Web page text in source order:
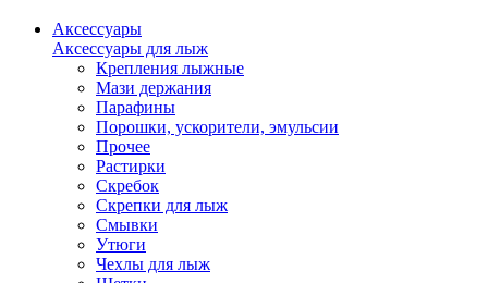
Аксессуары
Аксессуары для лыж
Крепления лыжные
Мази держания
Парафины
Порошки, ускорители, эмульсии
Прочее
Растирки
Скребок
Скрепки для лыж
Смывки
Утюги
Чехлы для лыж